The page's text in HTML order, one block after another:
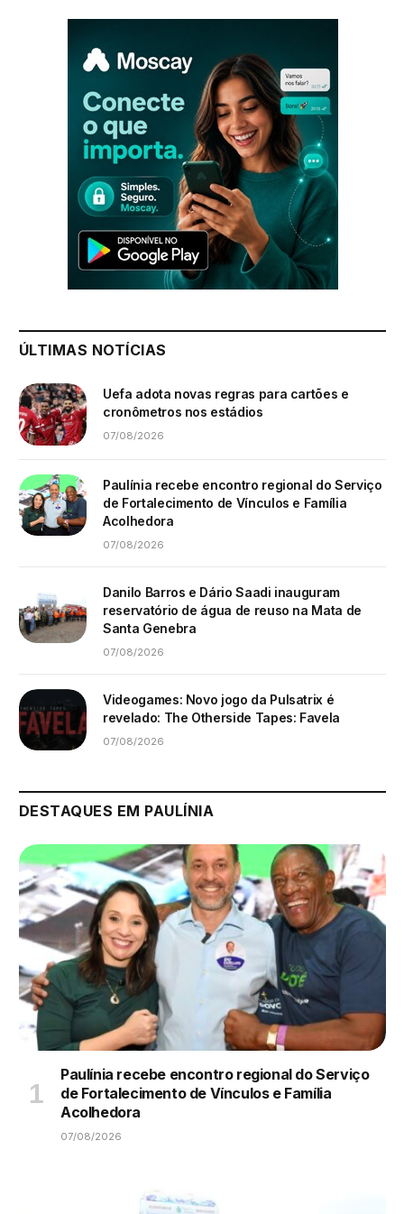
ÚLTIMAS NOTÍCIAS
Uefa adota novas regras para cartões e
cronômetros nos estádios
07/08/2026
Paulínia recebe encontro regional do Serviço
de Fortalecimento de Vínculos e Família
Acolhedora
07/08/2026
Danilo Barros e Dário Saadi inauguram
reservatório de água de reuso na Mata de
Santa Genebra
07/08/2026
Videogames: Novo jogo da Pulsatrix é
revelado: The Otherside Tapes: Favela
07/08/2026
DESTAQUES EM PAULÍNIA
Paulínia recebe encontro regional do Serviço
de Fortalecimento de Vínculos e Família
Acolhedora
07/08/2026